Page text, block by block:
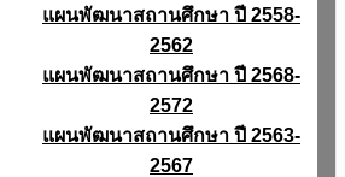
แผนพัฒนาสถานศึกษา ปี 2558-
2562
แผนพัฒนาสถานศึกษา ปี 2568-
2572
แผนพัฒนาสถานศึกษา ปี 2563-
2567